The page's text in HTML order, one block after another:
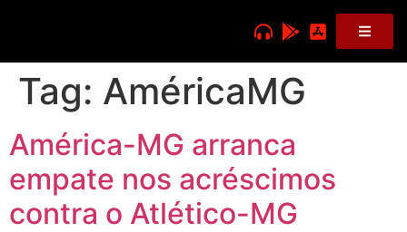
Tag: AméricaMG
América-MG arranca
empate nos acréscimos
contra o Atlético-MG